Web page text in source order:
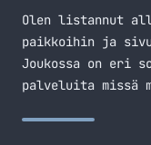
Olen listannut
paikkoihin ja
Joukossa on eri
palveluita